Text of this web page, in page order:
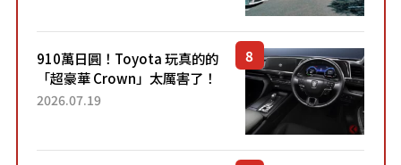
910萬日圓！Toyota 玩真的的
「超豪華 Crown」太厲害了！
採用由「匠人技藝」打造的
2026.07.19